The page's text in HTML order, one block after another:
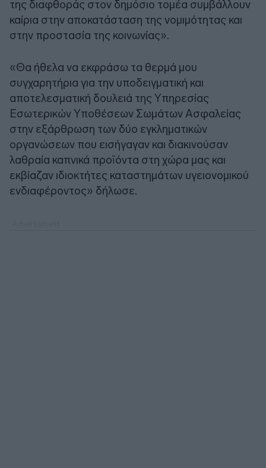
της διαφθοράς στον δημόσιο τομέα συμβάλλουν
καίρια στην αποκατάσταση της νομιμότητας και
στην προστασία της κοινωνίας».
«Θα ήθελα να εκφράσω τα θερμά μου
συγχαρητήρια για την υποδειγματική και
αποτελεσματική δουλειά της Υπηρεσίας
Εσωτερικών Υποθέσεων Σωμάτων Ασφαλείας
στην εξάρθρωση των δύο εγκληματικών
οργανώσεων που εισήγαγαν και διακινούσαν
λαθραία καπνικά προϊόντα στη χώρα μας και
εκβίαζαν ιδιοκτήτες καταστημάτων υγειονομικού
ενδιαφέροντος» δήλωσε.